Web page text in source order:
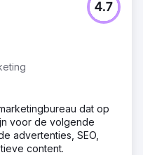
4.7
dat op
voor de volgende
advertenties, SEO,
content.